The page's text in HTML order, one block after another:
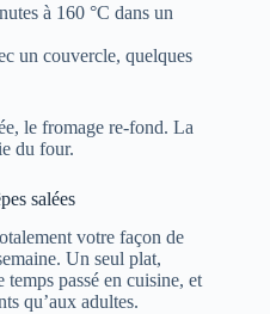
à 160 °C dans un
un couvercle, quelques
le fromage re-fond. La
du four.
salées
votre façon de
Un seul plat,
temps passé en cuisine, et
qu’aux adultes.